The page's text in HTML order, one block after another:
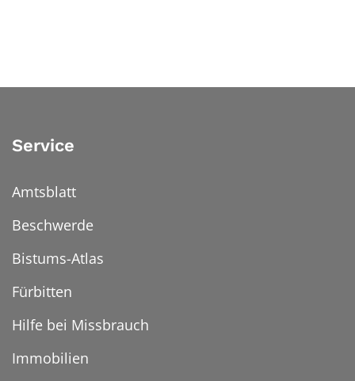
Service
Amtsblatt
Beschwerde
Bistums-Atlas
Fürbitten
Hilfe bei Missbrauch
Immobilien